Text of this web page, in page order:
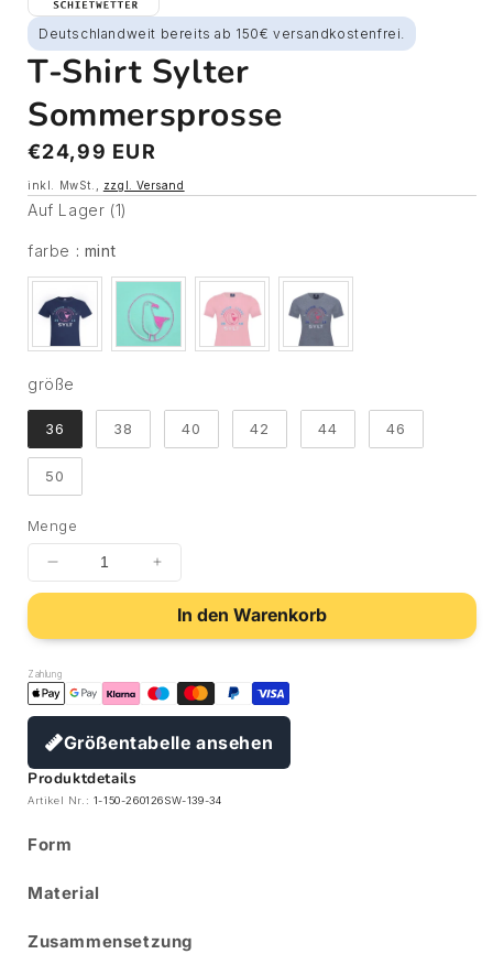
Deutschlandweit bereits ab 150€ versandkostenfrei.
T-Shirt Sylter
Sommersprosse
Normaler
Preis
€24,99 EUR
inkl. MwSt., zzgl. Versand
Auf Lager (1)
farbe : mintfarbe
größe
größe
36 38 40 42 44 46
50
Menge
In den Warenkorb
Zahlung
Größentabelle ansehen
Produktdetails
Artikel Nr.: 1-150-260126SW-139-34
Form
Material
Zusammensetzung